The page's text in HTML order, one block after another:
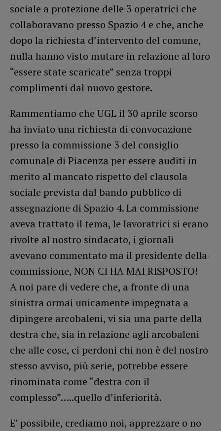
sociale a protezione delle 3 operatrici che
collaboravano presso Spazio 4 e che, anche
dopo la richiesta d’intervento del comune,
nulla hanno visto mutare in relazione al loro
“essere state scaricate” senza troppi
complimenti dal nuovo gestore.
Rammentiamo che UGL il 30 aprile scorso
ha inviato una richiesta di convocazione
presso la commissione 3 del consiglio
comunale di Piacenza per essere auditi in
merito al mancato rispetto del clausola
sociale prevista dal bando pubblico di
assegnazione di Spazio 4. La commissione
aveva trattato il tema, le lavoratrici si erano
rivolte al nostro sindacato, i giornali
avevano commentato ma il presidente della
commissione, NON CI HA MAI RISPOSTO!
A noi pare di vedere che, a fronte di una
sinistra ormai unicamente impegnata a
dipingere arcobaleni, vi sia una parte della
destra che, sia in relazione agli arcobaleni
che alle cose, ci perdoni chi non è del nostro
stesso avviso, più serie, potrebbe essere
rinominata come “destra con il
complesso”…..quello d’inferiorità.
E’ possibile, crediamo noi, apprezzare o no